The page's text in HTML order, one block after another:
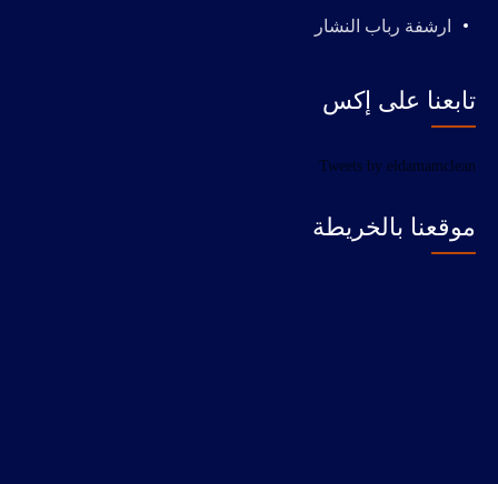
ارشفة رباب النشار
تابعنا على إكس
Tweets by eldamamclean
موقعنا بالخريطة